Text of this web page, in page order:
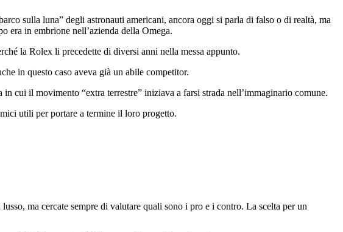
sulla luna” degli astronauti americani, ancora oggi si parla di falso o di realtà, ma
era in embrione nell’azienda della Omega.
la Rolex li precedette di diversi anni nella messa appunto.
in questo caso aveva già un abile competitor.
cui il movimento “extra terrestre” iniziava a farsi strada nell’immaginario comune.
utili per portare a termine il loro progetto.
ma cercate sempre di valutare quali sono i pro e i contro. La scelta per un